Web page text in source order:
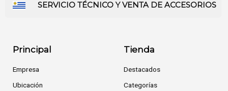
SERVICIO TÉCNICO Y VENTA DE ACCESORIOS
Principal
Empresa
Ubicación
Tienda
Destacados
Categorías